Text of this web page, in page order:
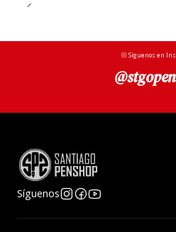
B. Incluye convertidor y
Síguenos en
Síguenos